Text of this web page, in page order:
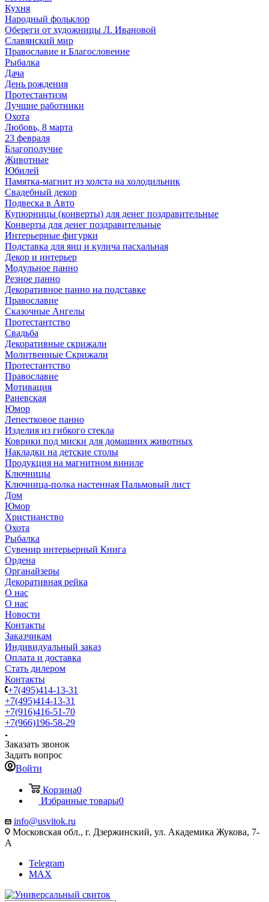
Кухня
Народный фольклор
Обереги от художницы Л. Ивановой
Славянский мир
Православие и Благословение
Рыбалка
Дача
День рождения
Протестантизм
Лучшие работники
Охота
Любовь, 8 марта
23 февраля
Благополучие
Животные
Юбилей
Памятка-магнит из холста на холодильник
Свадебный декор
Подвеска в Авто
Купюрницы (конверты) для денег поздравительные
Конверты для денег поздравительные
Интерьерные фигурки
Подставка для яиц и кулича пасхальная
Декор и интерьер
Модульное панно
Резное панно
Декоративное панно на подставке
Православие
Сказочные Ангелы
Протестантство
Свадьба
Декоративные скрижали
Молитвенные Скрижали
Протестантство
Православие
Мотивация
Раневская
Юмор
Лепестковое панно
Изделия из гибкого стекла
Коврики под миски для домашних животных
Накладки на детские столы
Продукция на магнитном виниле
Ключницы
Ключница-полка настенная Пальмовый лист
Дом
Юмор
Христианство
Охота
Рыбалка
Сувенир интерьерный Книга
Ордена
Органайзеры
Декоративная рейка
О нас
О нас
Новости
Контакты
Заказчикам
Индивидуальный заказ
Оплата и доставка
Стать дилером
Контакты
+7(495)414-13-31
+7(495)414-13-31
+7(916)416-51-70
+7(966)196-58-29
Заказать звонок
Задать вопрос
Войти
Корзина0
Избранные товары0
info@usvitok.ru
Московская обл., г. Дзержинский, ул. Академика Жукова, 7-
А
Telegram
MAX